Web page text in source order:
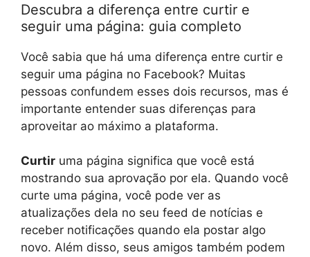
Descubra a diferença entre curtir e
seguir uma página: guia completo
Você sabia que há uma diferença entre curtir e
seguir uma página no Facebook? Muitas
pessoas confundem esses dois recursos, mas é
importante entender suas diferenças para
aproveitar ao máximo a plataforma.
Curtir uma página significa que você está
mostrando sua aprovação por ela. Quando você
curte uma página, você pode ver as
atualizações dela no seu feed de notícias e
receber notificações quando ela postar algo
novo. Além disso, seus amigos também podem